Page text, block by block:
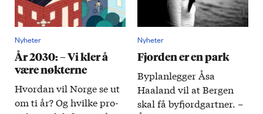
Nyheter
År 2030: – Vi kler å
være nøkterne
Hvordan vil Norge se ut
om ti år? Og hvilke pro­
Nyheter
Fjorden er en park
​By­plan­legger Åsa
Haaland vil at Bergen
skal få by­fjord­gartner. –